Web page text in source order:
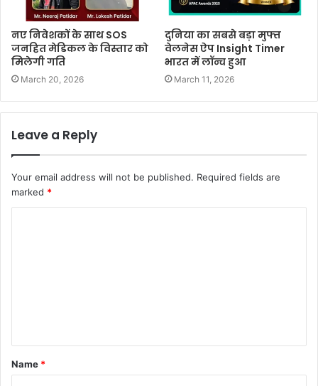
नए निवेशकों के साथ SOS
जनहित मेडिकल के विस्तार को
मिलेगी गति
March 20, 2026
दुनिया का सबसे बड़ा मुफ्त
वेलनेस ऐप Insight Timer
भारत में लॉन्च हुआ
March 11, 2026
Leave a Reply
Your email address will not be published. Required fields are
marked *
Name *